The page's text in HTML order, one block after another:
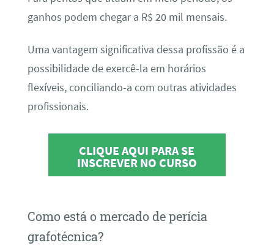
ganhos podem chegar a R$ 20 mil mensais.
Uma vantagem significativa dessa profissão é a
possibilidade de exercê-la em horários
flexíveis, conciliando-a com outras atividades
profissionais.
CLIQUE AQUI PARA SE
INSCREVER NO CURSO
Como está o mercado de perícia
grafotécnica?